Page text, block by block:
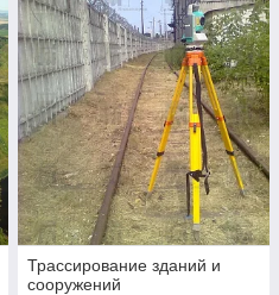
требуется
услуги?
к местности.
на землю.
разрешения на
других
коммуникаций.
Трассирование зданий и
сооружений